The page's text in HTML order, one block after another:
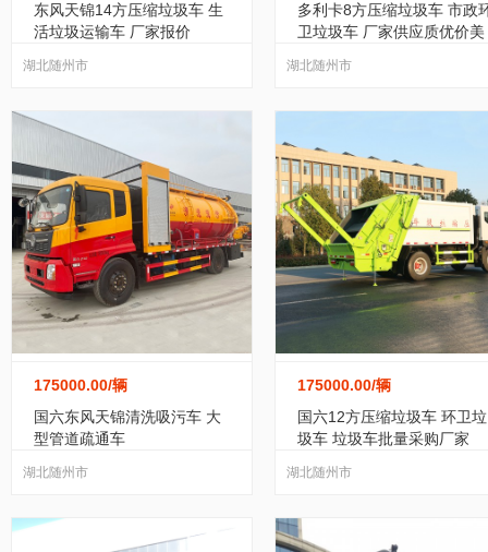
东风天锦14方压缩垃圾车 生
活垃圾运输车 厂家报价
湖北随州市
多利卡8方压缩垃圾车 市政
卫垃圾车 厂家供应质优价美
湖北随州市
175000.00/辆
国六东风天锦清洗吸污车 大
型管道疏通车
湖北随州市
175000.00/辆
国六12方压缩垃圾车 环卫垃
圾车 垃圾车批量采购厂家
湖北随州市